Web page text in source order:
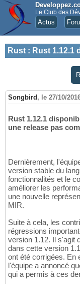
Le Club des
Actus
Rust : Rust 1.12.1
Songbird , le 27/10/
Rust 1.12.1
une release pas
Dernièrement,
version stable du
fonctionnalités et le
améliorer les
une nouvelle
MIR.
Suite à cela, les
régressions
version 1.12. Il s'agit
dans cette version
ont été corrigées. En
l'équipe a annoncé
qui a permis à ces